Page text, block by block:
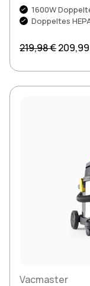
1600W
Doppeltes
Regulärer Preis
219,98 €
Vacmaster